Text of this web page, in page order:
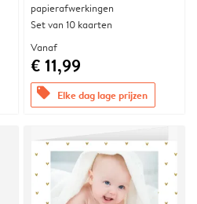
papierafwerkingen
Set van 10 kaarten
Vanaf
€ 11,99
offers Elke dag lage prijzen